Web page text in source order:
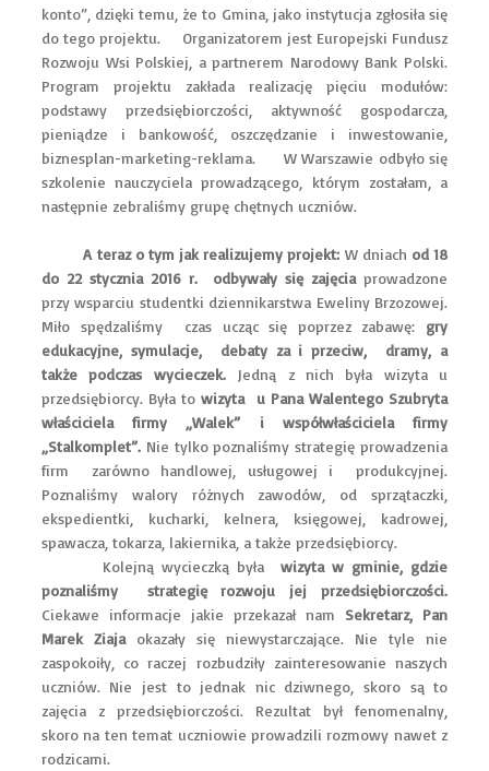
konto”, dzięki temu, że to Gmina, jako instytucja zgłosiła się
do tego projektu. Organizatorem jest Europejski Fundusz
Rozwoju Wsi Polskiej, a partnerem Narodowy Bank Polski.
Program projektu zakłada realizację pięciu modułów:
podstawy przedsiębiorczości, aktywność gospodarcza,
pieniądze i bankowość, oszczędzanie i inwestowanie,
biznesplan-marketing-reklama. W Warszawie odbyło się
szkolenie nauczyciela prowadzącego, którym zostałam, a
następnie zebraliśmy grupę chętnych uczniów.
A teraz o tym jak realizujemy projekt: W dniach od 18
do 22 stycznia 2016 r. odbywały się zajęciaprowadzone
przy wsparciu studentki dziennikarstwa Eweliny Brzozowej.
Miło spędzaliśmy czas ucząc się poprzez zabawę: gry
edukacyjne, symulacje, debaty za i przeciw, dramy, a
także podczas wycieczek.Jedną z nich była wizyta u
przedsiębiorcy. Była to wizyta u Pana Walentego Szubryta
właściciela firmy „Walek” i współwłaściciela firmy
„Stalkomplet”.Nie tylko poznaliśmy strategię prowadzenia
firm zarówno handlowej, usługowej i produkcyjnej.
Poznaliśmy walory różnych zawodów, od sprzątaczki,
ekspedientki, kucharki, kelnera, księgowej, kadrowej,
spawacza, tokarza, lakiernika, a także przedsiębiorcy.
Kolejną wycieczką była wizyta w gminie, gdzie
poznaliśmy strategię rozwoju jej przedsiębiorczości.
Ciekawe informacje jakie przekazał nam Sekretarz, Pan
Marek Ziajaokazały się niewystarczające. Nie tyle nie
zaspokoiły, co raczej rozbudziły zainteresowanie naszych
uczniów. Nie jest to jednak nic dziwnego, skoro są to
zajęcia z przedsiębiorczości. Rezultat był fenomenalny,
skoro na ten temat uczniowie prowadzili rozmowy nawet z
rodzicami.